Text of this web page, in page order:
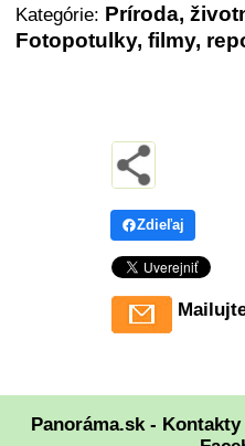
Kategórie: Príroda,
Fotopotulky, filmy,
Zdieľaj
Panoráma.sk - Kontakty